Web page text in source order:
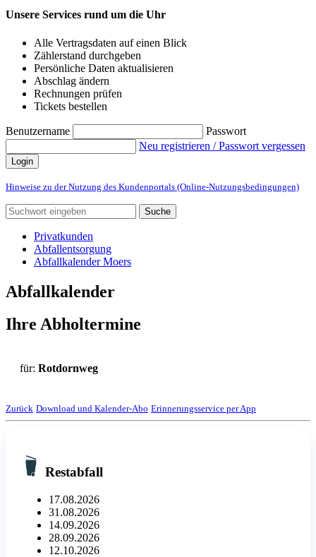
Unsere Services rund um die Uhr
Alle Vertragsdaten auf einen Blick
Zählerstand durchgeben
Persönliche Daten aktualisieren
Abschlag ändern
Rechnungen prüfen
Tickets bestellen
Benutzername
Passwort
Neu registrieren / Passwort vergessen
Login
Hinweise zu der Nutzung des Kundenportals (Online-Nutzungsbedingungen)
Suche
Privatkunden
Abfallentsorgung
Abfallkalender Moers
Abfallkalender
Ihre Abholtermine
für: Rotdornweg
Zurück Download und Kalender-Abo Erinnerungsservice per App
Restabfall
17.08.2026
31.08.2026
14.09.2026
28.09.2026
12.10.2026